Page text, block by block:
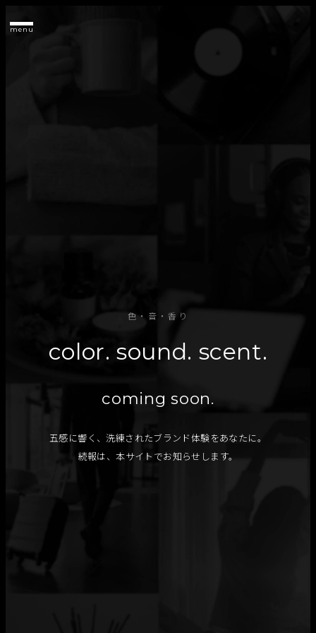
色・音・香り
color. sound. scent.
coming soon.
五感に響く、洗練されたブランド体験をあなたに。
続報は、本サイトでお知らせします。